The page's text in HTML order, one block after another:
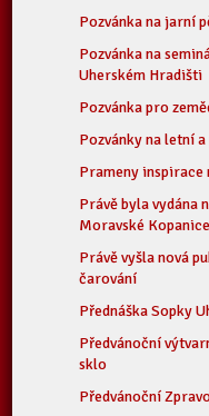
Pozvánka na jarní
Pozvánka na
Uherském Hradišti
Pozvánka pro
Pozvánky na letní
Prameny inspirace
Právě byla vydána
Moravské Kopanice
Právě vyšla nová
čarování
Přednáška Sopky
Předvánoční
sklo
Předvánoční